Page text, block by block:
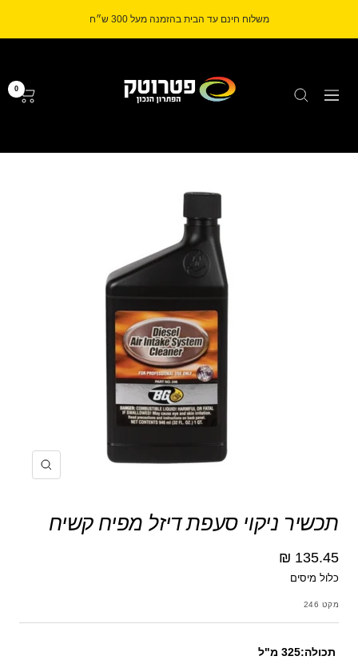
משלוח חינם עד הבית בהזמנה מעל 300 ש״ח
ניווט
0
הקרב
תכשיר ניקוי סעפת דיזל מפיח קשיח
מחיר
מבצע
135.45 ₪
כלול מיסים
מקט 246
תכולה:325 מ"ל